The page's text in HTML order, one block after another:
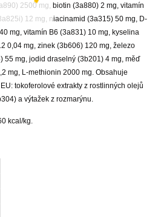
2500 mg, biotin (3a880) 2 mg, vitamín
12 mg, niacinamid (3a315) 50 mg, D-
mg, vitamín B6 (3a831) 10 mg, kyselina
0,04 mg, zinek (3b606) 120 mg, železo
55 mg, jodid draselný (3b201) 4 mg, měď
mg, L-methionin 2000 mg. Obsahuje
tokoferolové extrakty z rostlinných olejů
a výtažek z rozmarýnu.
kcal/kg.